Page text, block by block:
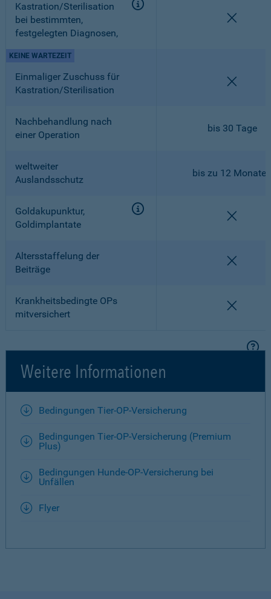
Kastration/Sterilisation
bei bestimmten,
festgelegten Diagnosen,
Einmaliger Zuschuss für
Kastration/Sterilisation
KEINE WARTEZEIT
Nachbehandlung nach
einer Operation
bis 30 Tage
weltweiter
Auslandsschutz
bis zu 12 Monaten
Goldakupunktur,
Goldimplantate
Altersstaffelung der
Beiträge
Krankheitsbedingte OPs
mitversichert
Weitere Informationen
Bedingungen Tier-OP-Versicherung
Bedingungen Tier-OP-Versicherung (Premium
Plus)
Bedingungen Hunde-OP-Versicherung bei
Unfällen
Flyer